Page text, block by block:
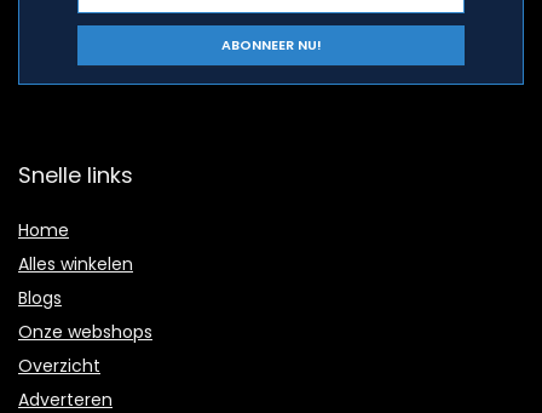
Snelle links
Home
Alles winkelen
Blogs
Onze webshops
Overzicht
Adverteren